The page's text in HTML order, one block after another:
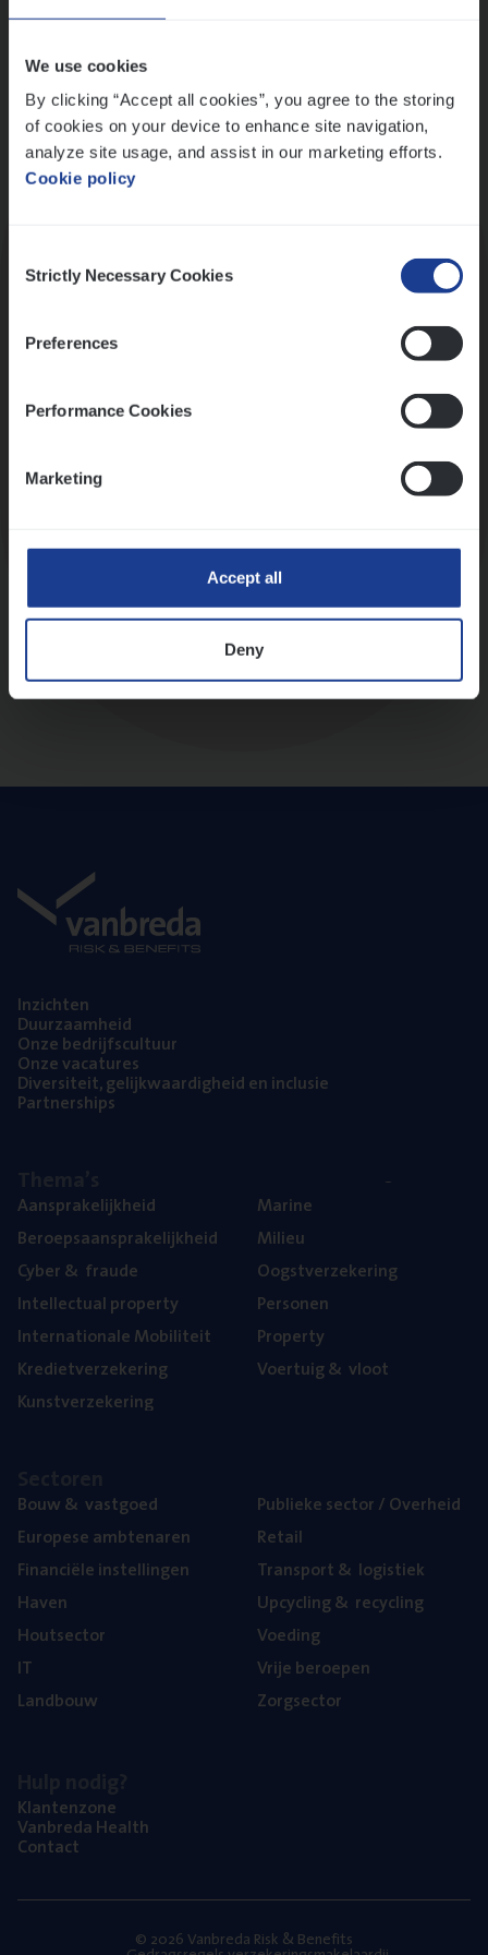
We use cookies
By clicking “Accept all cookies”, you agree to the storing
of cookies on your device to enhance site navigation,
analyze site usage, and assist in our marketing efforts.
Cookie policy
Selection
Strictly Necessary Cookies
Preferences
Performance Cookies
Marketing
Accept all
Deny
Inzich­ten
Duur­zaam­heid
Onze bedrijfs­cul­tuur
Onze vaca­tu­res
Diver­si­teit, gelijk­waar­dig­heid en inclusie
Part­ner­ships
Aan­spra­ke­lijk­heid
Beroeps­aan­spra­ke­lijk­heid
Cyber& fraude
Intel­lec­tu­al property
Inter­na­ti­o­na­le Mobiliteit
Kre­diet­ver­ze­ke­ring
Kunst­ver­ze­ke­ring
Mari­ne
Mili­eu
Oogst­ver­ze­ke­ring
Per­so­nen
Pro­per­ty
Voer­tuig& vloot
Bouw& vastgoed
Euro­pe­se ambtenaren
Finan­ci­ë­le instellingen
Haven
Hout­sec­tor
IT
Land­bouw
Publie­ke sec­tor / Overheid
Retail
Trans­port& logistiek
Upcy­cling& recycling
Voe­ding
Vrije beroe­pen
Zorg­sec­tor
Klan­ten­zo­ne
Van­b­re­da Health
Con­tact
© 2026 Vanbreda Risk & Benefits